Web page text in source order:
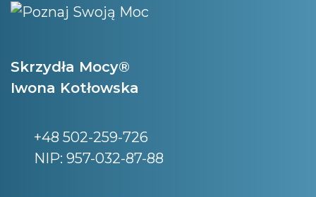
Skrzydła Mocy®
Iwona Kotłowska
+48 502-259-726
NIP: 957-032-87-88